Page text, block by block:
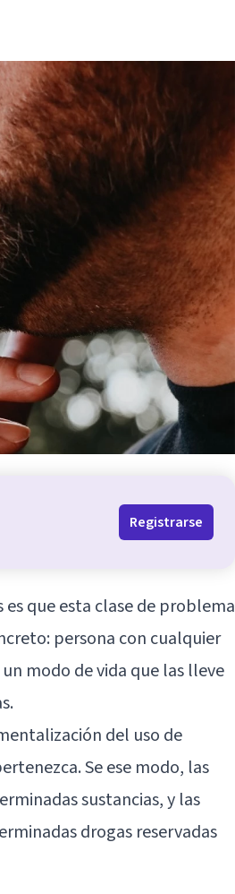
Registrarse
que esta clase de problema
persona con cualquier
modo de vida que las lleve
del uso de
Se ese modo, las
sustancias, y las
drogas reservadas